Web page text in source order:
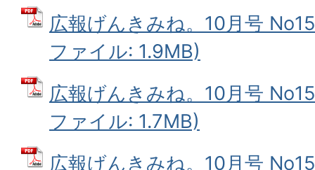
広報げんきみね。10月号
ファイル: 1.9MB)
広報げんきみね。10月号
ファイル: 1.7MB)
広報げんきみね。10月号